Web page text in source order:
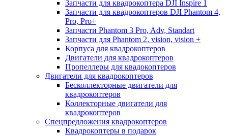
Запчасти для квадрокоптера DJI Inspire 1
Запчасти для квадрокоптеров DJI Phantom 4,
Pro, Pro+
Запчасти Phantom 3 Pro, Adv, Standart
Запчасти для Phantom 2, vision, vision +
Корпуса для квадрокоптеров
Двигатели для квадрокоптеров
Пропеллеры для квадокоптеров
Двигатели для квадрокоптеров
Бесколлекторные двигатели для
квадрокоптеров
Коллекторные двигатели для
квадрокоптеров
Спецпредложения квадрокоптеров
Квадрокоптеры в подарок